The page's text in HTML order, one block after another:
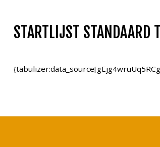
STARTLIJST STANDAARD